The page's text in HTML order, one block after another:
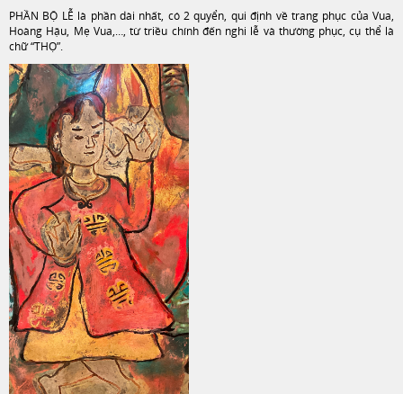
PHẦN BỘ LỄ là phần dài nhất, có 2 quyển, qui định về trang phục của Vua,
Hoàng Hậu, Mẹ Vua,…, từ triều chính đến nghi lễ và thường phục, cụ thể là
chữ “THỌ”.